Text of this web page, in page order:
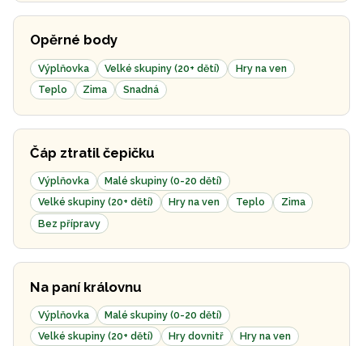
Opěrné body
Výplňovka Velké skupiny (20+ dětí)
Hry na ven
Teplo
Zima Snadná
Čáp ztratil čepičku
Výplňovka
Malé skupiny (0-20 dětí)
Velké skupiny (20+ dětí)
Hry na ven Teplo
Zima
Bez přípravy
Na paní královnu
Výplňovka
Malé skupiny (0-20 dětí)
Velké skupiny (20+ dětí)
Hry dovnitř Hry na ven